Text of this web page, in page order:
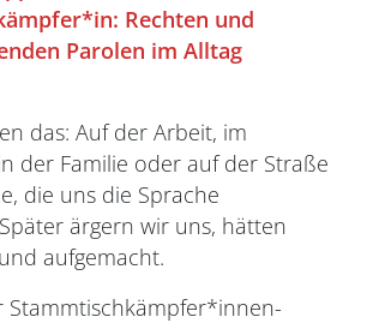
Rechten und
Parolen im Alltag
das: Auf der Arbeit, im
der Familie oder auf der Straße
die uns die Sprache
ärgern wir uns, hätten
aufgemacht.
Stammtischkämpfer*innen-